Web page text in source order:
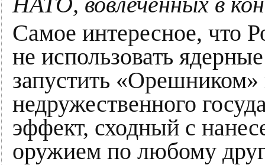
Самое интересное, что
не использовать
запустить
недружественного
эффект, сходный с
оружием по любому